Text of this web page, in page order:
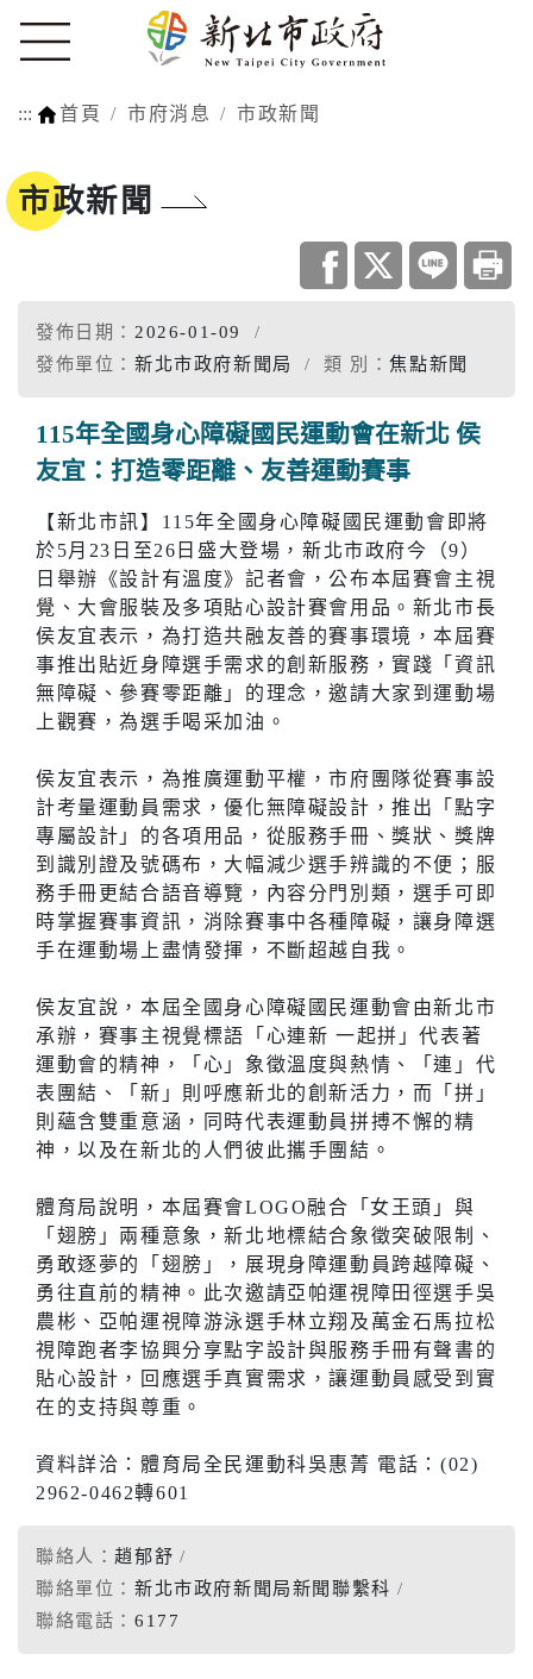
::: 首頁 市府消息 市政新聞
市政新聞
發佈日期： 2026-01-09
發佈單位： 新北市政府新聞局 類 別：焦點新聞
115年全國身心障礙國民運動會在新北 侯
友宜：打造零距離、友善運動賽事
【新北市訊】115年全國身心障礙國民運動會即將
於5月23日至26日盛大登場，新北市政府今（9）
日舉辦《設計有溫度》記者會，公布本屆賽會主視
覺、大會服裝及多項貼心設計賽會用品。新北市長
侯友宜表示，為打造共融友善的賽事環境，本屆賽
事推出貼近身障選手需求的創新服務，實踐「資訊
無障礙、參賽零距離」的理念，邀請大家到運動場
上觀賽，為選手喝采加油。
侯友宜表示，為推廣運動平權，市府團隊從賽事設
計考量運動員需求，優化無障礙設計，推出「點字
專屬設計」的各項用品，從服務手冊、獎狀、獎牌
到識別證及號碼布，大幅減少選手辨識的不便；服
務手冊更結合語音導覽，內容分門別類，選手可即
時掌握賽事資訊，消除賽事中各種障礙，讓身障選
手在運動場上盡情發揮，不斷超越自我。
侯友宜說，本屆全國身心障礙國民運動會由新北市
承辦，賽事主視覺標語「心連新 一起拼」代表著
運動會的精神，「心」象徵溫度與熱情、「連」代
表團結、「新」則呼應新北的創新活力，而「拼」
則蘊含雙重意涵，同時代表運動員拼搏不懈的精
神，以及在新北的人們彼此攜手團結。
體育局說明，本屆賽會LOGO融合「女王頭」與
「翅膀」兩種意象，新北地標結合象徵突破限制、
勇敢逐夢的「翅膀」，展現身障運動員跨越障礙、
勇往直前的精神。此次邀請亞帕運視障田徑選手吳
農彬、亞帕運視障游泳選手林立翔及萬金石馬拉松
視障跑者李協興分享點字設計與服務手冊有聲書的
貼心設計，回應選手真實需求，讓運動員感受到實
在的支持與尊重。
資料詳洽：體育局全民運動科吳惠菁 電話：(02)
2962-0462轉601
聯絡人：趙郁舒
聯絡單位： 新北市政府新聞局新聞聯繫科
聯絡電話： 6177